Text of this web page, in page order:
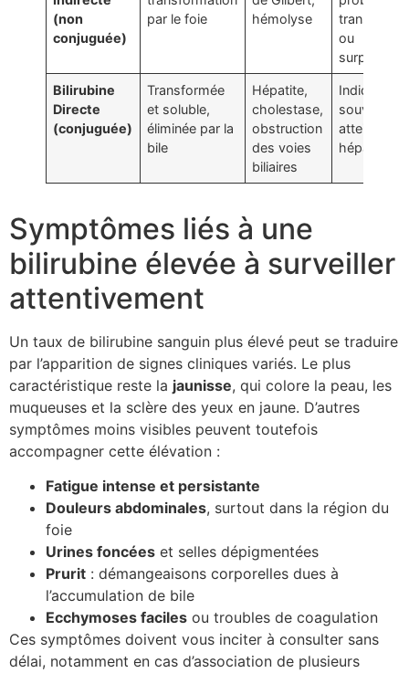
(non
conjuguée)
par le foie
hémolyse
ou
Bilirubine
Directe
(conjuguée)
Transformée
et soluble,
éliminée par la
bile
Hépatite,
cholestase,
obstruction
des voies
biliaires
Indique
souvent
atteinte
Symptômes liés à une
bilirubine élevée à surveiller
attentivement
Un taux de bilirubine sanguin plus élevé peut se traduire
par l’apparition de signes cliniques variés. Le plus
caractéristique reste la jaunisse, qui colore la peau, les
muqueuses et la sclère des yeux en jaune. D’autres
symptômes moins visibles peuvent toutefois
accompagner cette élévation :
Fatigue intense et persistante
Douleurs abdominales, surtout dans la région du
foie
Urines foncées et selles dépigmentées
Prurit : démangeaisons corporelles dues à
l’accumulation de bile
Ecchymoses faciles ou troubles de coagulation
Ces symptômes doivent vous inciter à consulter sans
délai, notamment en cas d’association de plusieurs